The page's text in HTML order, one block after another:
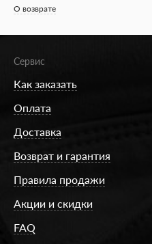
О возврате
Сервис
Как заказать
Оплата
Доставка
Возврат и гарантия
Правила продажи
Акции и скидки
FAQ